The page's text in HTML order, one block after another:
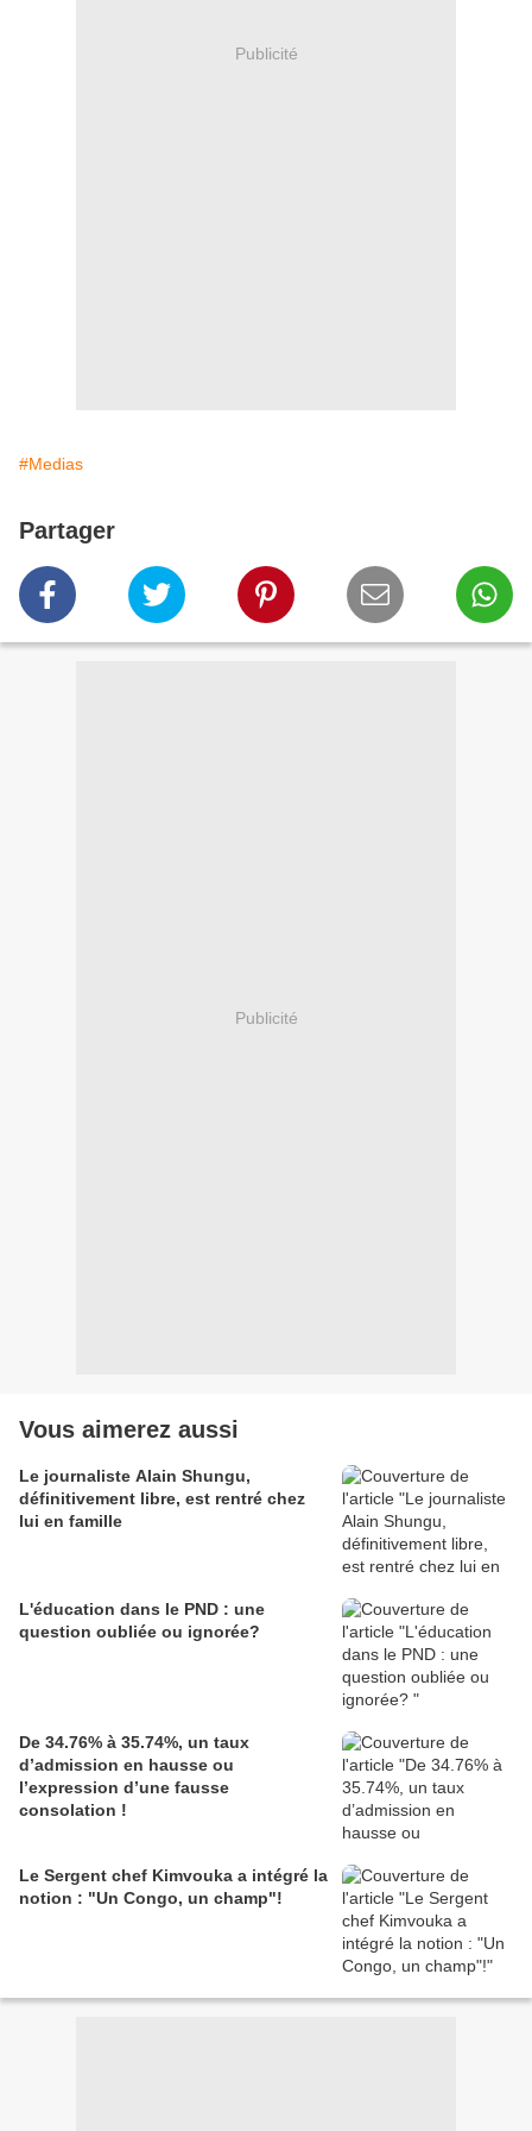
Publicité
#Medias
Partager
Publicité
Vous aimerez aussi
Le journaliste Alain Shungu,
définitivement libre, est rentré chez
lui en famille
L'éducation dans le PND : une
question oubliée ou ignorée?
De 34.76% à 35.74%, un taux
d’admission en hausse ou
l’expression d’une fausse
consolation !
Le Sergent chef Kimvouka a intégré la
notion : "Un Congo, un champ"!